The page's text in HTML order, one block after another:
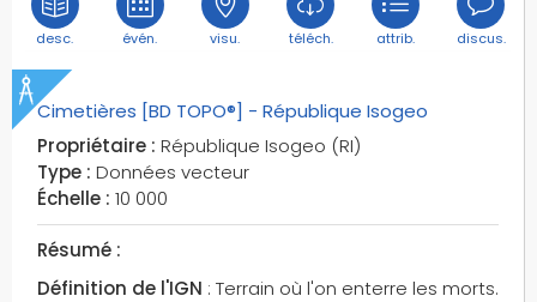
restaurants engagés
restrictions de circulation
retenues d'eau
rivières
rizières
road
road section
road sections
roadworks
desc. évén. visu. téléch. attrib. discus.
Cimetières [BD TOPO®] - République Isogeo
Propriétaire : République Isogeo (RI)
Type : Données vecteur
Échelle : 10 000
Résumé :
Définition de l'IGN : Terrain où l'on enterre les morts.